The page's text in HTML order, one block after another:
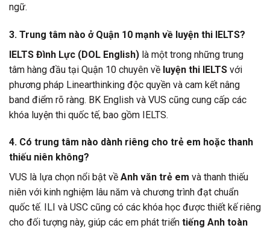
ngữ.
3. Trung tâm nào ở Quận 10 mạnh về luyện thi IELTS?
IELTS Đình Lực (DOL English) là một trong những trung
tâm hàng đầu tại Quận 10 chuyên về luyện thi IELTS với
phương pháp Linearthinking độc quyền và cam kết nâng
band điểm rõ ràng. BK English và VUS cũng cung cấp các
khóa luyện thi quốc tế, bao gồm IELTS.
4. Có trung tâm nào dành riêng cho trẻ em hoặc thanh
thiếu niên không?
VUS là lựa chọn nổi bật về Anh văn trẻ em và thanh thiếu
niên với kinh nghiệm lâu năm và chương trình đạt chuẩn
quốc tế. ILI và USC cũng có các khóa học được thiết kế riêng
cho đối tượng này, giúp các em phát triển tiếng Anh toàn